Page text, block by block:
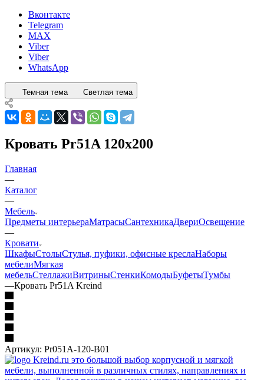
Вконтакте
Telegram
MAX
Viber
Viber
WhatsApp
Темная тема Светлая тема
Кровать Pr51A 120x200
Главная
—
Каталог
—
Мебель
Предметы интерьераМатрасыСантехникаДвериОсвещение
—
Кровати
ШкафыСтолыСтулья, пуфики, офисные креслаНаборы
мебелиМягкая
мебельСтеллажиВитриныСтенкиКомодыБуфетыТумбы
—Кровать Pr51A Kreind
Артикул: Pr051A-120-B01